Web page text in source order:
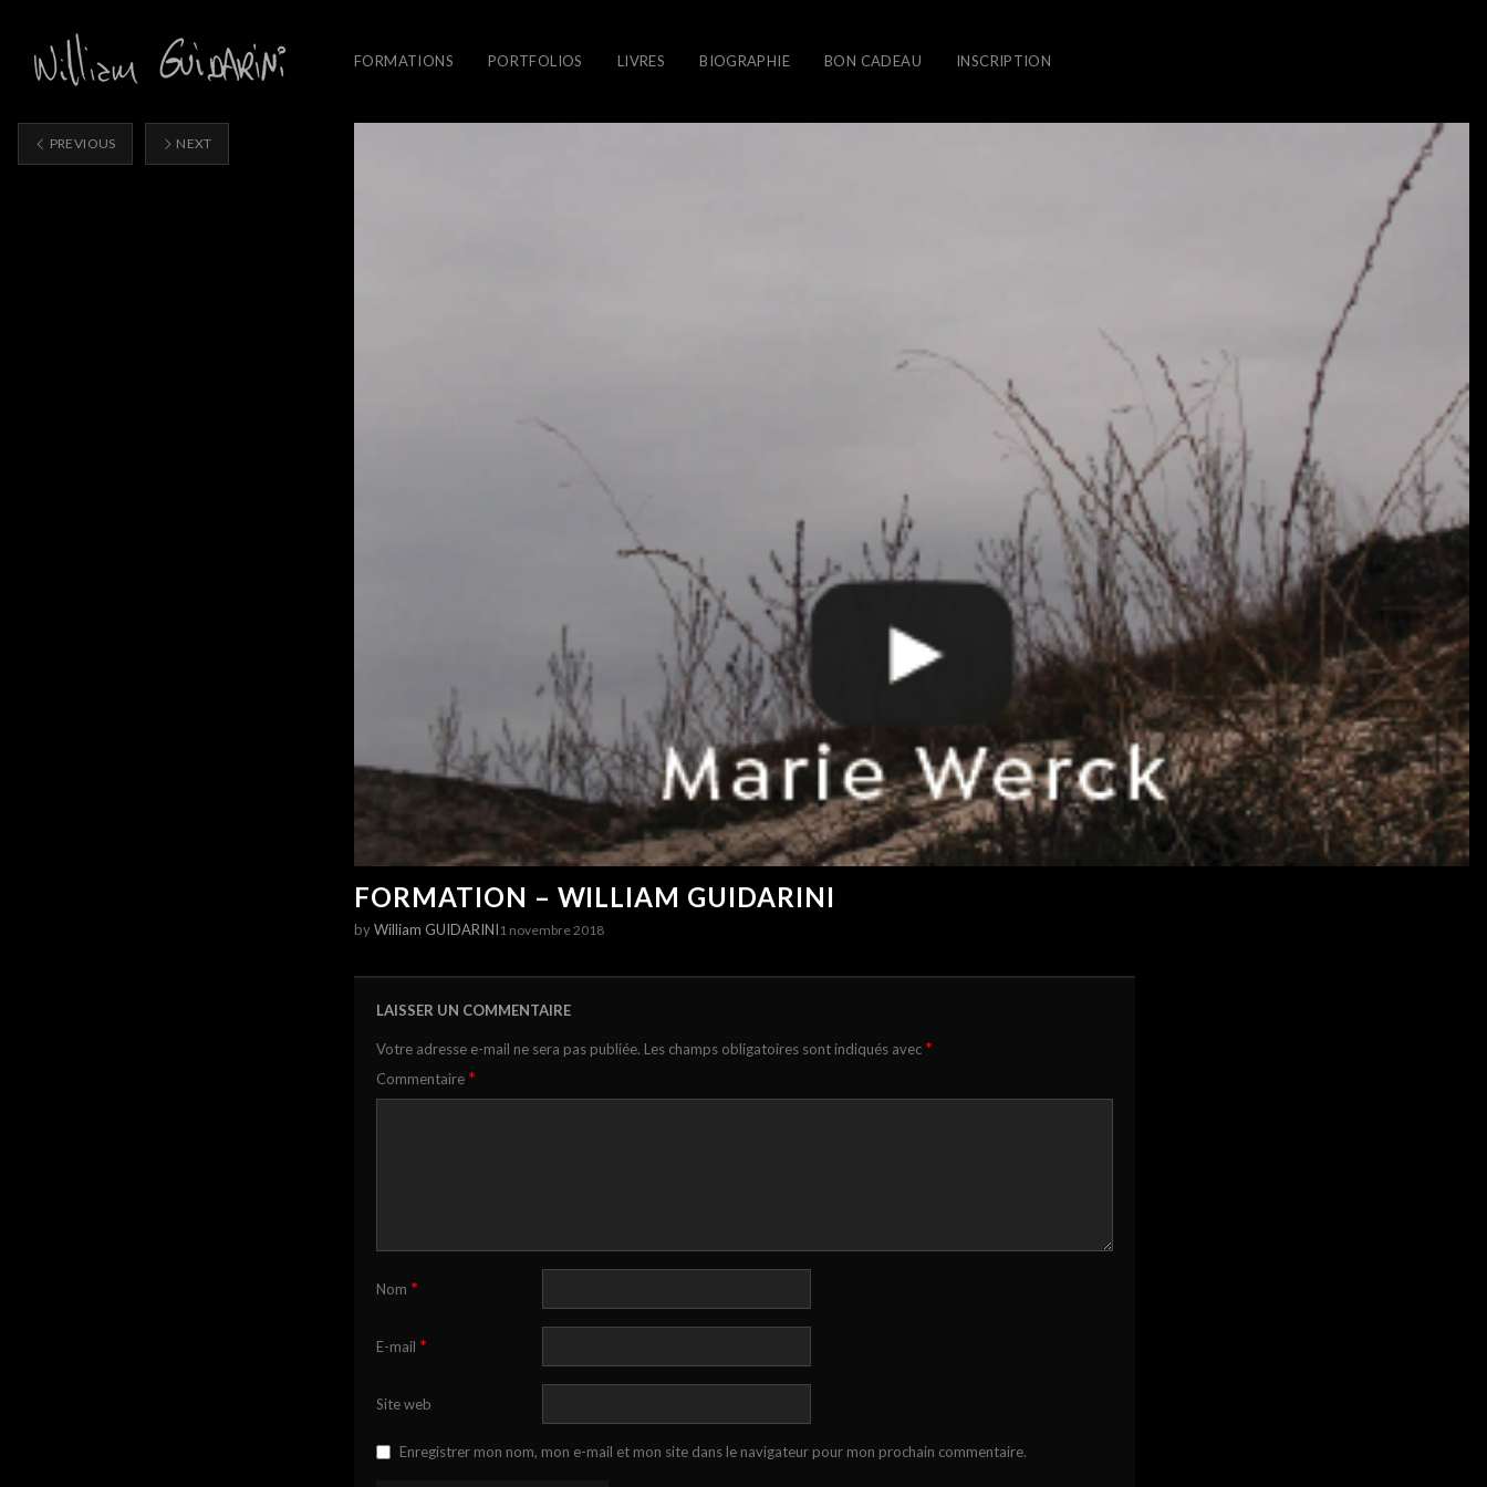
FORMATIONS PORTFOLIOS LIVRES BIOGRAPHIE BON CADEAU INSCRIPTION
FORMATION – WILLIAM GUIDARINI
byWilliam GUIDARINI 1 novembre 2018
LAISSER UN COMMENTAIRE
Votre adresse e-mail ne sera pas publiée. Les champs obligatoires sont indiqués avec *
Commentaire *
Nom *
E-mail *
Site web
Enregistrer mon nom, mon e-mail et mon site dans le navigateur pour mon prochain commentaire.
PREVIOUS NEXT